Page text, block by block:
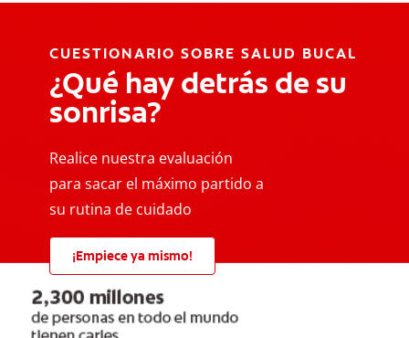
CUESTIONARIO SOBRE SALUD BUCAL
¿Qué hay detrás de su
sonrisa?
Realice nuestra evaluación
para sacar el máximo partido a
su rutina de cuidado
¡Empiece ya mismo!